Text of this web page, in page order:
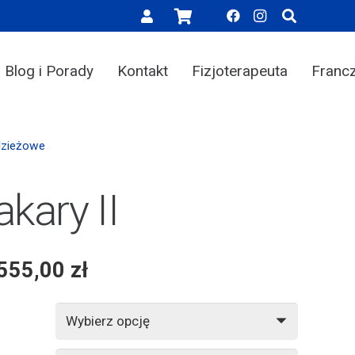
Blog i Porady Kontakt Fizjoterapeuta
II
zł